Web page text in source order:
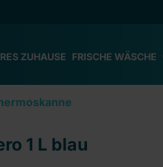
ZUHAUSE FRISCHE WÄSCHE
1 L blau